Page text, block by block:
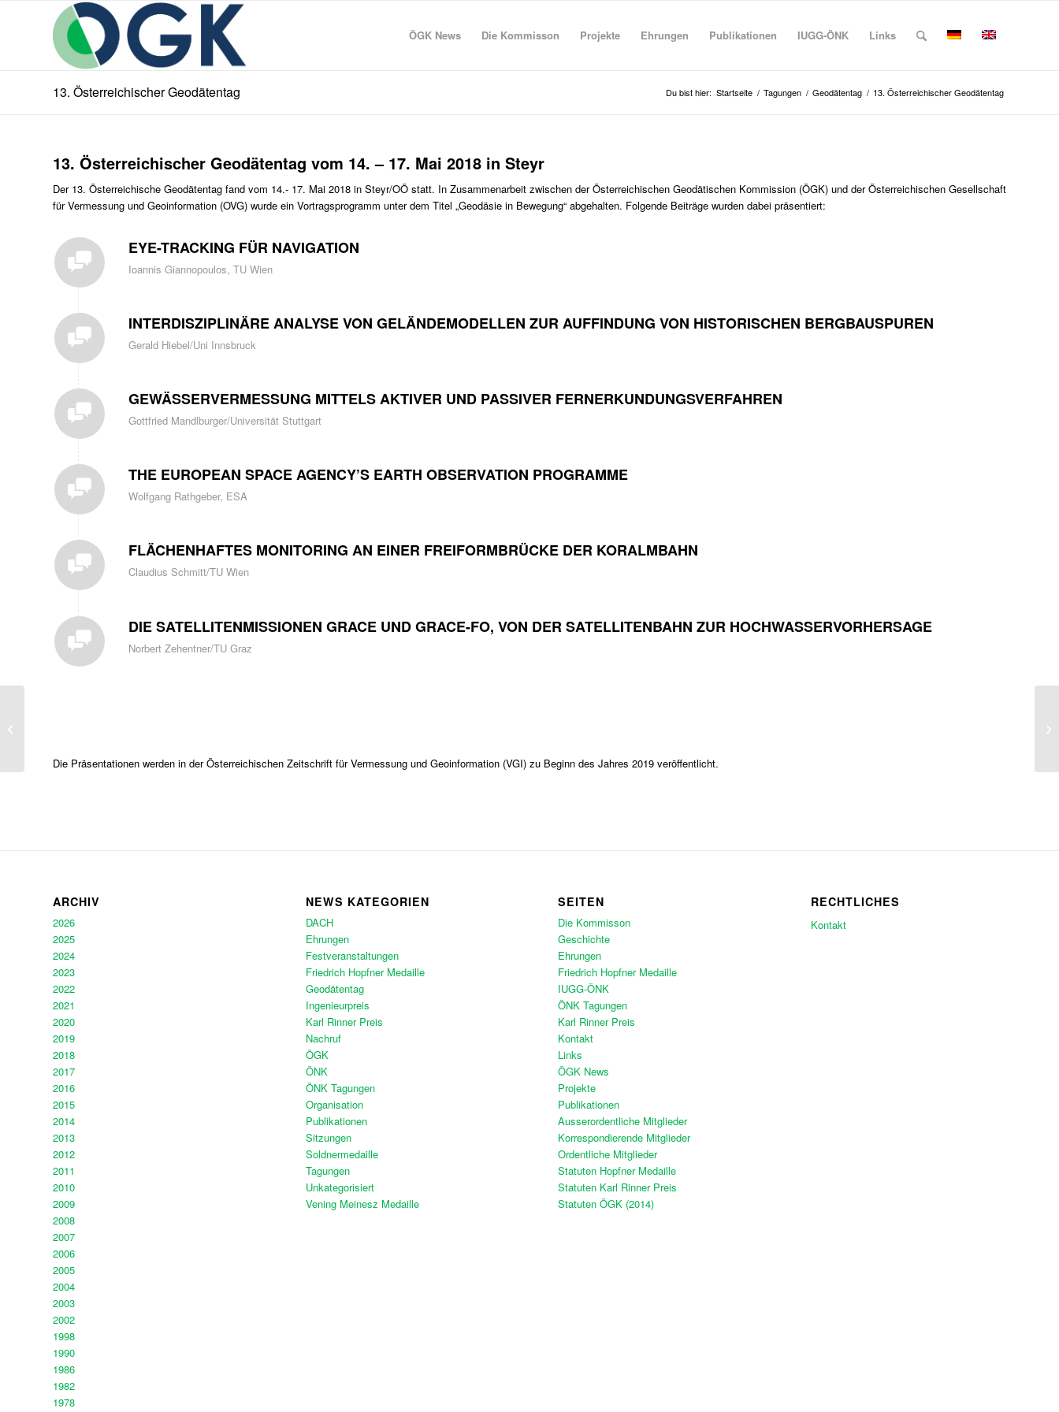
ÖGK News Die Kommisson Projekte Ehrungen Publikationen IUGG-ÖNK Links
13. Österreichischer Geodätentag Du bist hier: Startseite / Tagungen / Geodätentag / 13. Österreichischer Geodätentag
13. Österreichischer Geodätentag vom 14. – 17. Mai 2018 in Steyr
Der 13. Österreichische Geodätentag fand vom 14.- 17. Mai 2018 in Steyr/OÖ statt. In Zusammenarbeit zwischen der Österreichischen Geodätischen Kommission (ÖGK) und der Österreichischen Gesellschaft
für Vermessung und Geoinformation (OVG) wurde ein Vortragsprogramm unter dem Titel „Geodäsie in Bewegung“ abgehalten. Folgende Beiträge wurden dabei präsentiert:
EYE-TRACKING FÜR NAVIGATION
Ioannis Giannopoulos, TU Wien
INTERDISZIPLINÄRE ANALYSE VON GELÄNDEMODELLEN ZUR AUFFINDUNG VON HISTORISCHEN BERGBAUSPUREN
Gerald Hiebel/Uni Innsbruck
GEWÄSSERVERMESSUNG MITTELS AKTIVER UND PASSIVER FERNERKUNDUNGSVERFAHREN
Gottfried Mandlburger/Universität Stuttgart
THE EUROPEAN SPACE AGENCY’S EARTH OBSERVATION PROGRAMME
Wolfgang Rathgeber, ESA
FLÄCHENHAFTES MONITORING AN EINER FREIFORMBRÜCKE DER KORALMBAHN
Claudius Schmitt/TU Wien
DIE SATELLITENMISSIONEN GRACE UND GRACE-FO, VON DER SATELLITENBAHN ZUR HOCHWASSERVORHERSAGE
Norbert Zehentner/TU Graz
Die Präsentationen werden in der Österreichischen Zeitschrift für Vermessung und Geoinformation (VGI) zu Beginn des Jahres 2019 veröffentlicht.
ARCHIV
2026
2025
2024
2023
2022
2021
2020
2019
2018
2017
2016
2015
2014
2013
2012
2011
2010
2009
2008
2007
2006
2005
2004
2003
2002
1998
1990
1986
1982
1978
NEWS KATEGORIEN
DACH
Ehrungen
Festveranstaltungen
Friedrich Hopfner Medaille
Geodätentag
Ingenieurpreis
Karl Rinner Preis
Nachruf
ÖGK
ÖNK
ÖNK Tagungen
Organisation
Publikationen
Sitzungen
Soldnermedaille
Tagungen
Unkategorisiert
Vening Meinesz Medaille
SEITEN
Die Kommisson
Geschichte
Ehrungen
Friedrich Hopfner Medaille
IUGG-ÖNK
ÖNK Tagungen
Karl Rinner Preis
Kontakt
Links
ÖGK News
Projekte
Publikationen
Ausserordentliche Mitglieder
Korrespondierende Mitglieder
Ordentliche Mitglieder
Statuten Hopfner Medaille
Statuten Karl Rinner Preis
Statuten ÖGK (2014)
RECHTLICHES
Kontakt